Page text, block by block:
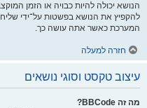
הנושא יכולה להיות כבויה או הזמן
להקפיץ את הנושא בפשטות על־ידי
המערכת כאשר אתה עושה כך.
חזרה למעלה
עיצוב טקסט וסוגי נושאים
מה זה BBCode?